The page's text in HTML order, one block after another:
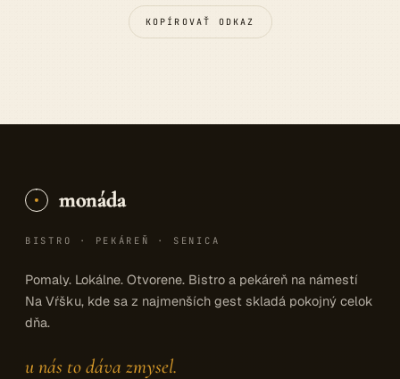
KOPÍROVAŤ ODKAZ
monáda
BISTRO · PEKÁREŇ · SENICA
Pomaly. Lokálne. Otvorene. Bistro a pekáreň na námestí
Na Vŕšku, kde sa z najmenších gest skladá pokojný celok
dňa.
u nás to dáva zmysel.